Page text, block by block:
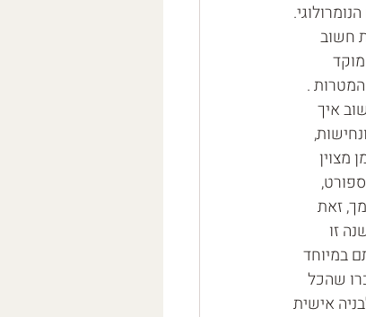
הנומרולוגי.
חשוב
.
איך
מצוין
זאת
זו
לעבודה, לתהליכים ולמערכות היחסים שלכם. ילדי 1 , 10 , 28 אתם במיוחד
שהכל
אישית